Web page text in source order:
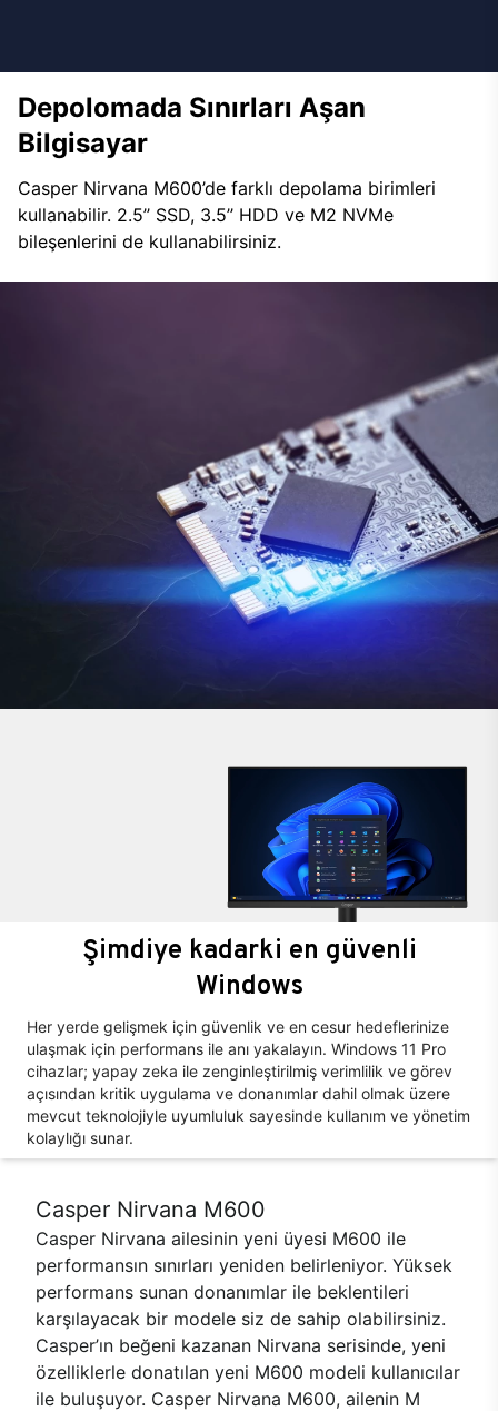
Depolomada Sınırları Aşan
Bilgisayar
Casper Nirvana M600’de farklı depolama birimleri
kullanabilir. 2.5’’ SSD, 3.5’’ HDD ve M2 NVMe
bileşenlerini de kullanabilirsiniz.
Şimdiye kadarki en güvenli
Windows
Her yerde gelişmek için güvenlik ve en cesur hedeflerinize
ulaşmak için performans ile anı yakalayın. Windows 11 Pro
cihazlar; yapay zeka ile zenginleştirilmiş verimlilik ve görev
açısından kritik uygulama ve donanımlar dahil olmak üzere
mevcut teknolojiyle uyumluluk sayesinde kullanım ve yönetim
kolaylığı sunar.
Casper Nirvana M600
Casper Nirvana ailesinin yeni üyesi M600 ile
performansın sınırları yeniden belirleniyor. Yüksek
performans sunan donanımlar ile beklentileri
karşılayacak bir modele siz de sahip olabilirsiniz.
Casper’ın beğeni kazanan Nirvana serisinde, yeni
özelliklerle donatılan yeni M600 modeli kullanıcılar
ile buluşuyor. Casper Nirvana M600, ailenin M